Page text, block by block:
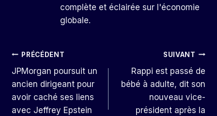
complète et éclairée sur l'économie
globale.
Navigation
De
L’article
PRÉCÉDENT
JPMorgan poursuit un
ancien dirigeant pour
avoir caché ses liens
avec Jeffrey Epstein
SUIVANT
Rappi est passé de
bébé à adulte, dit son
nouveau vice-
président après la